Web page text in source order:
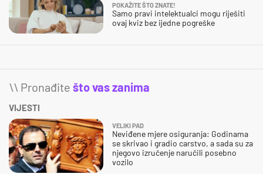
POKAŽITE ŠTO ZNATE!
Samo pravi intelektualci mogu riješiti
ovaj kviz bez ijedne pogreške
\\ Pronađite što vas zanima
VIJESTI
VELIKI PAD
Neviđene mjere osiguranja: Godinama
se skrivao i gradio carstvo, a sada su za
njegovo izručenje naručili posebno
vozilo